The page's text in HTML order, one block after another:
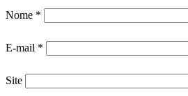
Nome *
E-mail *
Site